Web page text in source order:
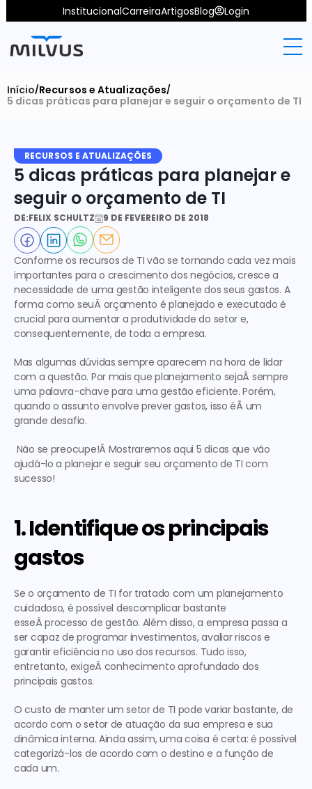
InstitucionalCarreiraArtigosBlog Login
Início/Recursos e Atualizações/
5 dicas práticas para planejar e seguir o orçamento de TI
RECURSOS E ATUALIZAÇÕES
5 dicas práticas para planejar e
seguir o orçamento de TI
DE:FELIX SCHULTZ 9 DE FEVEREIRO DE 2018
Conforme os recursos de TI vão se tornando cada vez mais
importantes para o crescimento dos negócios, cresce a
necessidade de uma gestão inteligente dos seus gastos. A
forma como seuÂ orçamento é planejado e executado é
crucial para aumentar a produtividade do setor e,
consequentemente, de toda a empresa.
Mas algumas dúvidas sempre aparecem na hora de lidar
com a questão. Por mais que planejamento sejaÂ sempre
uma palavra-chave para uma gestão eficiente. Porém,
quando o assunto envolve prever gastos, isso éÂ um
grande desafio.
Não se preocupe!Â Mostraremos aqui 5 dicas que vão
ajudá-lo a planejar e seguir seu orçamento de TI com
sucesso!
1. Identifique os principais
gastos
Se o orçamento de TI for tratado com um planejamento
cuidadoso, é possível descomplicar bastante
esseÂ processo de gestão. Além disso, a empresa passa a
ser capaz de programar investimentos, avaliar riscos e
garantir eficiência no uso dos recursos. Tudo isso,
entretanto, exigeÂ conhecimento aprofundado dos
principais gastos.
O custo de manter um setor de TI pode variar bastante, de
acordo com o setor de atuação da sua empresa e sua
dinâmica interna. Ainda assim, uma coisa é certa: é possível
categorizá-los de acordo com o destino e a função de
cada um.